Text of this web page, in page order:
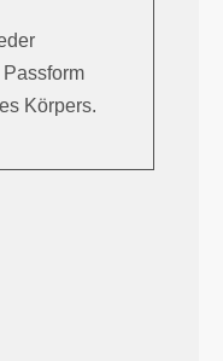
Körpers.